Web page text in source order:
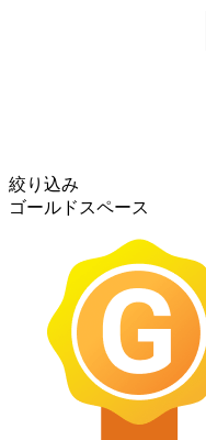
絞り込み
ゴールドスペース